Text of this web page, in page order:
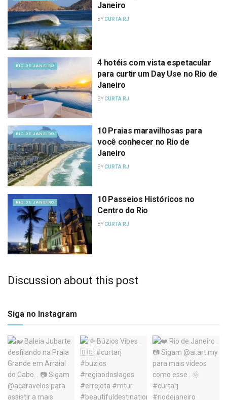
Janeiro
BYCURTA RJ
RIO DE JANEIRO
4 hotéis com vista espetacular
para curtir um Day Use no Rio de
Janeiro
BYCURTA RJ
RIO DE JANEIRO
10 Praias maravilhosas para
você conhecer no Rio de
Janeiro
BYCURTA RJ
RIO DE JANEIRO
10 Passeios Históricos no
Centro do Rio
BYCURTA RJ
Discussion about this post
Siga no Instagram